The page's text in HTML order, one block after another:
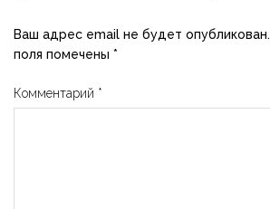
Ваш адрес email не будет опубликован.
поля помечены *
Комментарий *